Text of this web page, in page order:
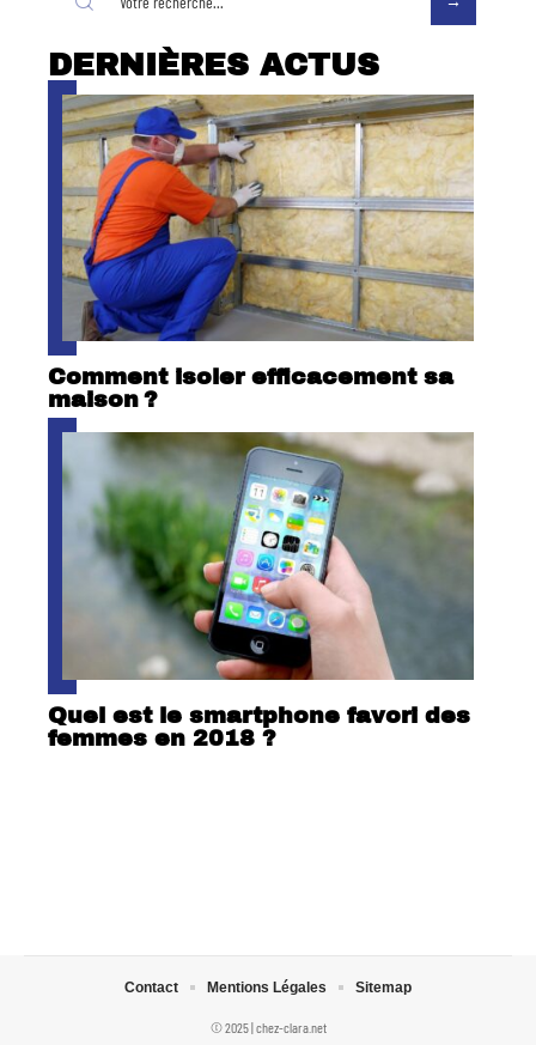
DERNIÈRES ACTUS
Comment isoler efficacement sa
maison ?
Quel est le smartphone favori des
femmes en 2018 ?
© 2025 | chez-clara.net
Contact Mentions Légales Sitemap